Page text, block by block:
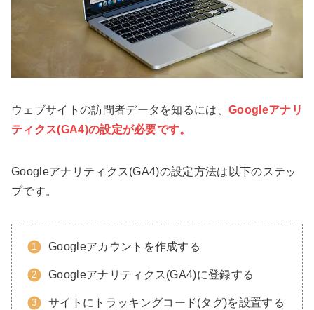
ウェブサイトの訪問者データを知るには、Googleアナリ
ティクス(GA4)の設定が必要です。
Googleアナリティクス(GA4)の設定方法は以下のステッ
プです。
Googleアカウントを作成する
Googleアナリティクス(GA4)に登録する
サイトにトラッキングコード(タグ)を設置する